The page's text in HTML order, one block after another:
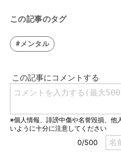
この記事のタグ
#メンタル